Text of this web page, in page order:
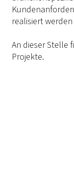
realisiert
An dieser Stelle
Projekte.